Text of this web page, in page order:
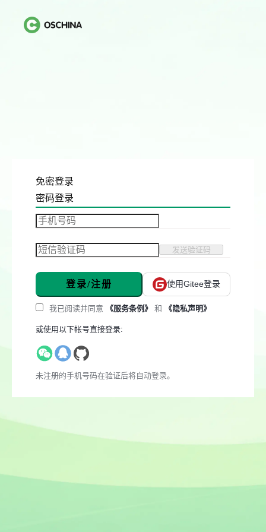
免密登录
密码登录
发送验证码
登录/注册 使用Gitee登录
我已阅读并同意 《服务条例》 和 《隐私声明》
或使用以下帐号直接登录:
未注册的手机号码在验证后将自动登录。